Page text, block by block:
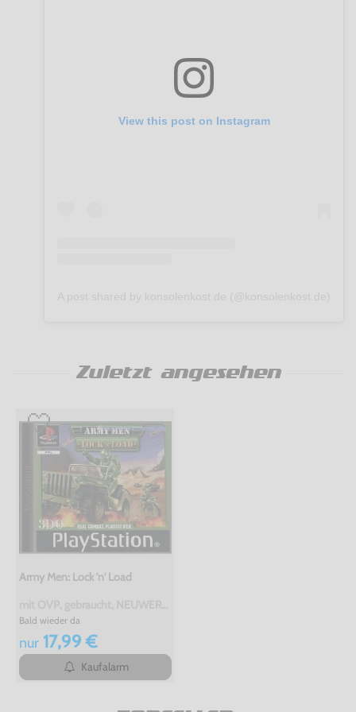
View this post on Instagram
Zuletzt angesehen
Army Men: Lock 'n' Load
Bald wieder da
nur17,99 €
Kaufalarm